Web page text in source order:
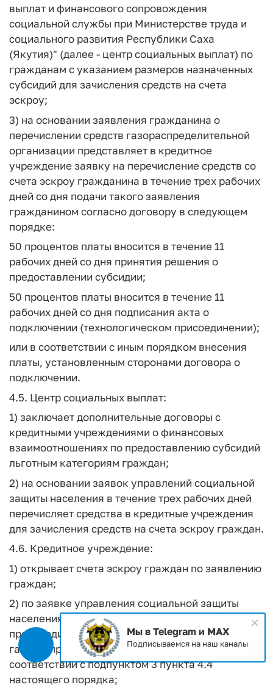
выплат и финансового сопровождения
социальной службы при Министерстве труда и
социального развития Республики Саха
(Якутия)" (далее - центр социальных выплат) по
гражданам с указанием размеров назначенных
субсидий для зачисления средств на счета
эскроу;
3) на основании заявления гражданина о
перечислении средств газораспределительной
организации представляет в кредитное
учреждение заявку на перечисление средств со
счета эскроу гражданина в течение трех рабочих
дней со дня подачи такого заявления
гражданином согласно договору в следующем
порядке:
50 процентов платы вносится в течение 11
рабочих дней со дня принятия решения о
предоставлении субсидии;
50 процентов платы вносится в течение 11
рабочих дней со дня подписания акта о
подключении (технологическом присоединении);
или в соответствии с иным порядком внесения
платы, установленным сторонами договора о
подключении.
4.5. Центр социальных выплат:
1) заключает дополнительные договоры с
кредитными учреждениями о финансовых
взаимоотношениях по предоставлению субсидий
льготным категориям граждан;
2) на основании заявок управлений социальной
защиты населения в течение трех рабочих дней
перечисляет средства в кредитные учреждения
для зачисления средств на счета эскроу граждан.
4.6. Кредитное учреждение:
1) открывает счета эскроу граждан по заявлению
граждан;
2) по заявке управления социальной защиты
населения на основании заявлений граждан
производит перечисление средств
газораспределительной организации в
соответствии с подпунктом 3 пункта 4.4
настоящего порядка;
Мы в Telegram и MAX
Подписываемся на наш каналы